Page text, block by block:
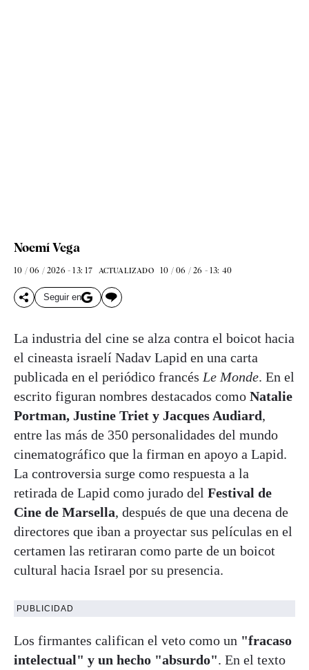
Noemí Vega
10 / 06 / 2026 - 13: 17 ACTUALIZADO 10 / 06 / 26 - 13: 40
Seguir en
La industria del cine se alza contra el boicot hacia
el cineasta israelí Nadav Lapid en una carta
publicada en el periódico francés Le Monde. En el
escrito figuran nombres destacados como Natalie
Portman, Justine Triet y Jacques Audiard,
entre las más de 350 personalidades del mundo
cinematográfico que la firman en apoyo a Lapid.
La controversia surge como respuesta a la
retirada de Lapid como jurado del Festival de
Cine de Marsella, después de que una decena de
directores que iban a proyectar sus películas en el
certamen las retiraran como parte de un boicot
cultural hacia Israel por su presencia.
PUBLICIDAD
Los firmantes califican el veto como un "fracaso
intelectual" y un hecho "absurdo". En el texto